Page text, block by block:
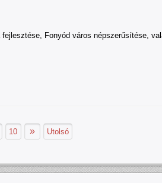
Fonyód város népszerűsítése,
10 » Utolsó